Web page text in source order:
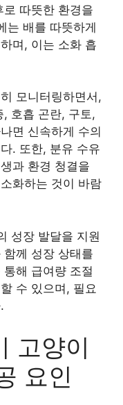
따뜻한 환경을
는 배를 따뜻하게
며, 이는 소화 흡
모니터링하면서,
, 호흡 곤란, 구토,
면 신속하게 수의
. 또한, 분유 수유
과 환경 청결을
화하는 것이 바람
성장 발달을 지원
께 성장 상태를
해 급여량 조절
수 있으며, 필요
고양이
요인